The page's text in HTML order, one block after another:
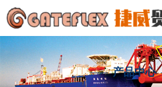
产品中心